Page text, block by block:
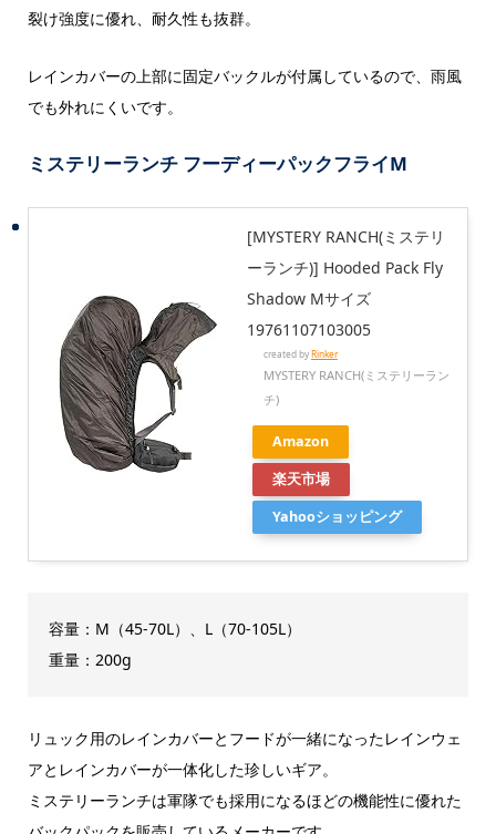
裂け強度に優れ、耐久性も抜群。
レインカバーの上部に固定バックルが付属しているので、雨風
でも外れにくいです。
ミステリーランチ フーディーパックフライM
[MYSTERY RANCH(ミステリ
ーランチ)] Hooded Pack Fly
Shadow Mサイズ
19761107103005
created byRinker
MYSTERY RANCH(ミステリーラン
チ)
Amazon
楽天市場
Yahooショッピング
容量：M（45-70L）、L（70-105L）
重量：200g
リュック用のレインカバーとフードが一緒になったレインウェ
アとレインカバーが一体化した珍しいギア。
ミステリーランチは軍隊でも採用になるほどの機能性に優れた